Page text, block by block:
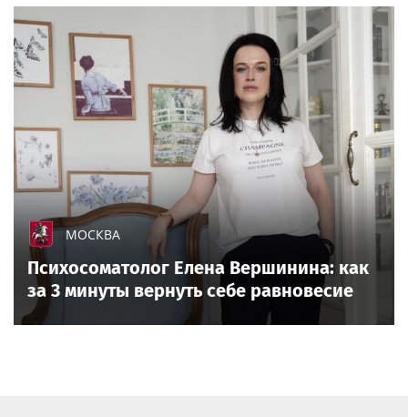
МОСКВА
Психосоматолог Елена Вершинина: как
за 3 минуты вернуть себе равновесие